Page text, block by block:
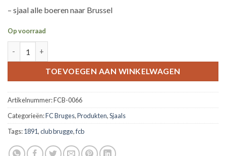
– sjaal alle boeren naar Brussel
Op voorraad
TOEVOEGEN AAN WINKELWAGEN
Artikelnummer:FCB-0066
Categorieën:FC Bruges,Produkten,Sjaals
Tags:1891,club brugge,fcb